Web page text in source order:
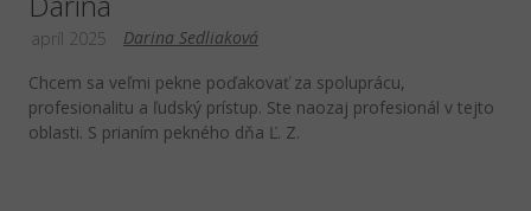
Darina Sedliaková
apríl 2025
Chcem sa veľmi pekne poďakovať za spoluprácu,
profesionalitu a ľudský prístup. Ste naozaj profesionál v tejto
oblasti. S prianím pekného dňa Ľ. Z.